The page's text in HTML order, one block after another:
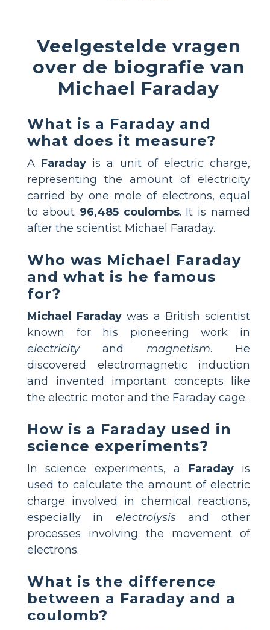
Veelgestelde vragen
over de biografie van
Michael Faraday
What is a Faraday and
what does it measure?
A Faraday is a unit of electric charge,
representing the amount of electricity
carried by one mole of electrons, equal
to about 96,485 coulombs. It is named
after the scientist Michael Faraday.
Who was Michael Faraday
and what is he famous
for?
Michael Faraday was a British scientist
known for his pioneering work in
electricityand magnetism. He
discovered electromagnetic induction
and invented important concepts like
the electric motor and the Faraday cage.
How is a Faraday used in
science experiments?
In science experiments, a Faradayis
used to calculate the amount of electric
charge involved in chemical reactions,
especially in electrolysisand other
processes involving the movement of
electrons.
What is the difference
between a Faraday and a
coulomb?